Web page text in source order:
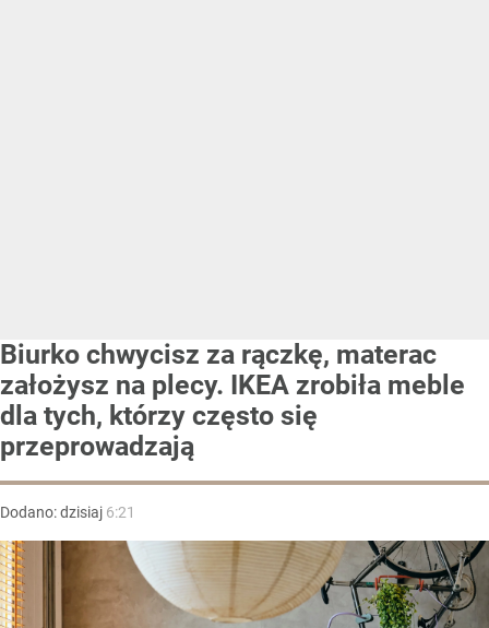
Biurko chwycisz za rączkę, materac
założysz na plecy. IKEA zrobiła meble
dla tych, którzy często się
przeprowadzają
Dodano:dzisiaj 6:21